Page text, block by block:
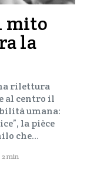
mito
la
rilettura
al centro il
umana:
la pièce
che…
2 min